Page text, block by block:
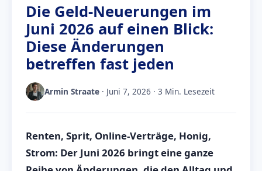
Die Geld-Neuerungen im
Juni 2026 auf einen Blick:
Diese Änderungen
betreffen fast jeden
Armin Straate · Juni 7, 2026 · 3 Min. Lesezeit
Renten, Sprit, Online-Verträge, Honig,
Strom: Der Juni 2026 bringt eine ganze